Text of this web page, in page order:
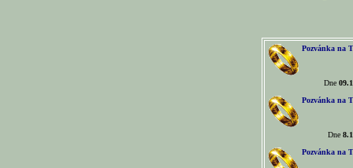
Pozvánka na
Dne
Pozvánka na
Dne
Pozvánka na